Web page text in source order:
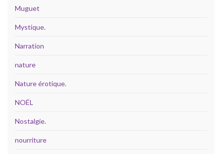
Muguet
Mystique.
Narration
nature
Nature érotique.
NOËL
Nostalgie.
nourriture